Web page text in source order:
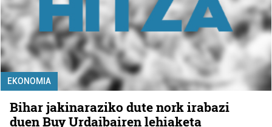
EKONOMIA
Bihar jakinaraziko dute nork irabazi
duen Buy Urdaibairen lehiaketa